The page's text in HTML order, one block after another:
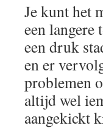
Je kunt het
een langere
een druk
en er
problemen
altijd wel
aangekickt